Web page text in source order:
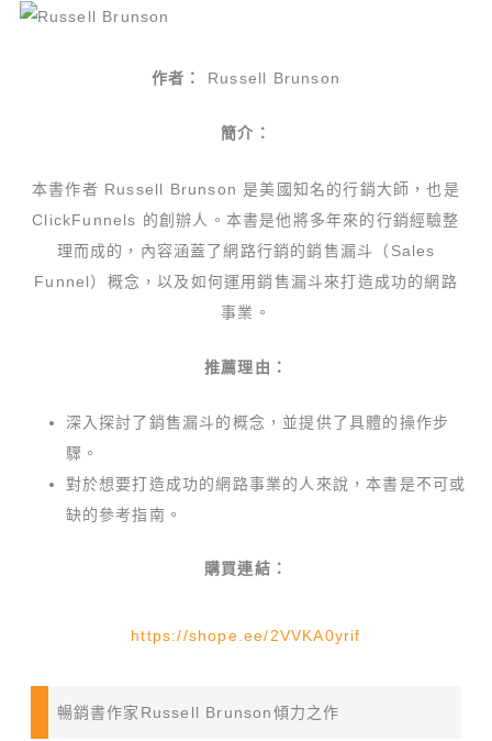
作者： Russell Brunson
簡介：
本書作者 Russell Brunson 是美國知名的行銷大師，也是
ClickFunnels 的創辦人。本書是他將多年來的行銷經驗整
理而成的，內容涵蓋了網路行銷的銷售漏斗（Sales
Funnel）概念，以及如何運用銷售漏斗來打造成功的網路
事業。
推薦理由：
深入探討了銷售漏斗的概念，並提供了具體的操作步
驟。
對於想要打造成功的網路事業的人來說，本書是不可或
缺的參考指南。
購買連結：
https://shope.ee/2VVKA0yrif
暢銷書作家Russell Brunson傾力之作